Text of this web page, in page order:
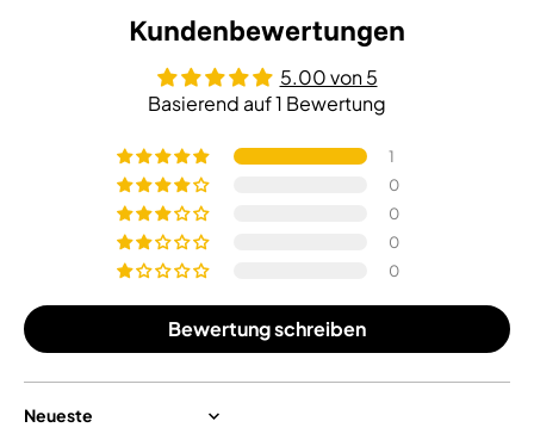
Kundenbewertungen
5.00 von 5
Basierend auf 1 Bewertung
1
0
0
0
0
Bewertung schreiben
Sort by